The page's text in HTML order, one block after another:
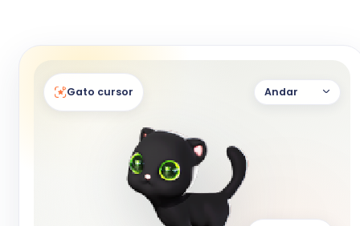
Gato cursor Andar